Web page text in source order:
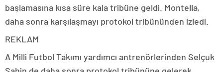
başlamasına kısa süre kala tribüne geldi. Montella,
daha sonra karşılaşmayı protokol tribününden izledi.
REKLAM
A Milli Futbol Takımı yardımcı antrenörlerinden Selçuk